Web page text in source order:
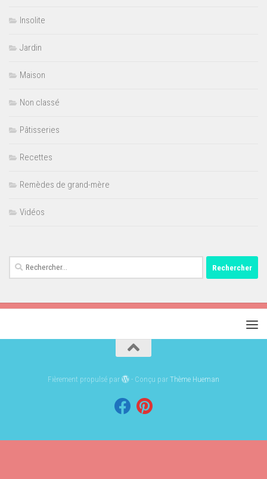
Insolite
Jardin
Maison
Non classé
Pâtisseries
Recettes
Remèdes de grand-mère
Vidéos
Rechercher :
Fièrement propulsé par - Conçu parThème Hueman